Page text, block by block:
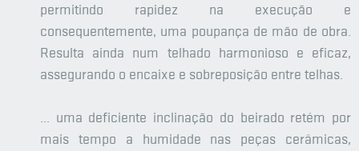
permitindo rapidez na execução e
consequentemente, uma poupança de mão de obra.
Resulta ainda num telhado harmonioso e eficaz,
assegurando o encaixe e sobreposição entre telhas.
... uma deficiente inclinação do beirado retém por
mais tempo a humidade nas peças cerâmicas,